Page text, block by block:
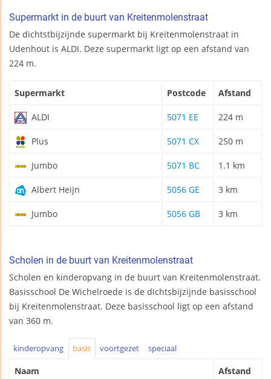
Supermarkt in de buurt van Kreitenmolenstraat
De dichtstbijzijnde supermarkt bij Kreitenmolenstraat in
Udenhout is ALDI. Deze supermarkt ligt op een afstand van
224 m.
Supermarkt Postcode Afstand
ALDI 5071 EE 224 m
Plus 5071 CX 250 m
Jumbo 5071 BC 1.1 km
Albert Heijn 5056 GE 3 km
Jumbo 5056 GB 3 km
Scholen in de buurt van Kreitenmolenstraat
Scholen en kinderopvang in de buurt van Kreitenmolenstraat.
Basisschool De Wichelroede is de dichtsbijzijnde basisschool
bij Kreitenmolenstraat. Deze basisschool ligt op een afstand
van 360 m.
kinderopvang basis voortgezet speciaal
Naam Afstand